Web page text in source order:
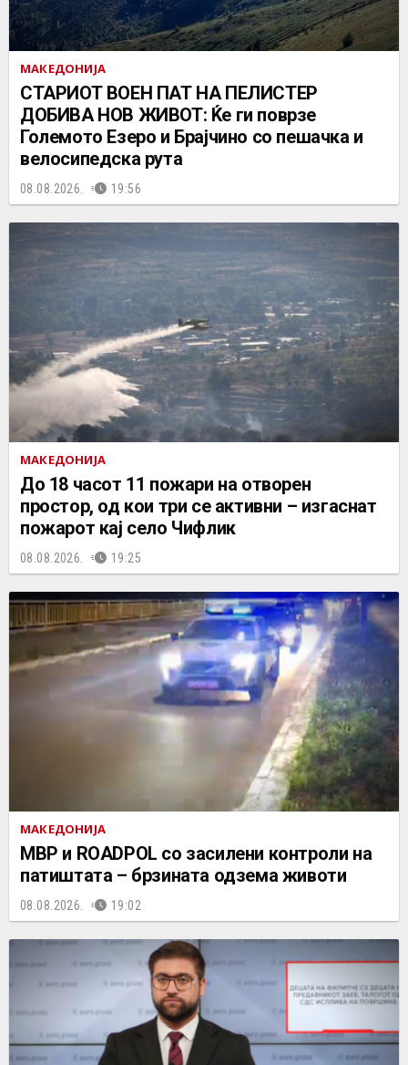
МАКЕДОНИЈА
СТАРИОТ ВОЕН ПАТ НА ПЕЛИСТЕР
ДОБИВА НОВ ЖИВОТ: Ќе ги поврзе
Големото Езеро и Брајчино со пешачка и
велосипедска рута
08.08.2026. 19:56
МАКЕДОНИЈА
До 18 часот 11 пожари на отворен
простор, од кои три се активни – изгаснат
пожарот кај село Чифлик
08.08.2026. 19:25
МАКЕДОНИЈА
МВР и ROADPOL со засилени контроли на
патиштата – брзината одзема животи
08.08.2026. 19:02